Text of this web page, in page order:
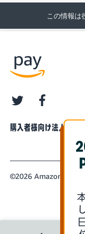
この情報は
購入者様向け法人・企
twitter facebook
©2026 Amazon.com,